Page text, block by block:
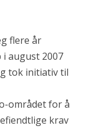
flere år
august 2007
tok initiativ til
området for å
krav